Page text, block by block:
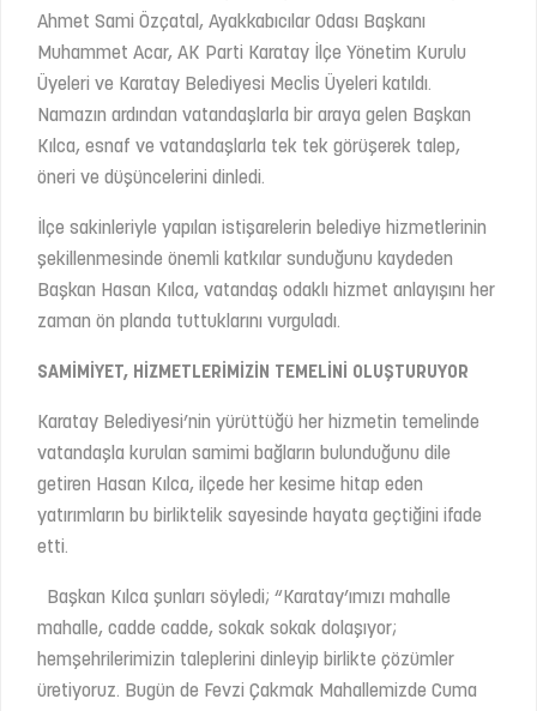
Ahmet Sami Özçatal, Ayakkabıcılar Odası Başkanı
Muhammet Acar, AK Parti Karatay İlçe Yönetim Kurulu
Üyeleri ve Karatay Belediyesi Meclis Üyeleri katıldı.
Namazın ardından vatandaşlarla bir araya gelen Başkan
Kılca, esnaf ve vatandaşlarla tek tek görüşerek talep,
öneri ve düşüncelerini dinledi.
İlçe sakinleriyle yapılan istişarelerin belediye hizmetlerinin
şekillenmesinde önemli katkılar sunduğunu kaydeden
Başkan Hasan Kılca, vatandaş odaklı hizmet anlayışını her
zaman ön planda tuttuklarını vurguladı.
SAMİMİYET, HİZMETLERİMİZİN TEMELİNİ OLUŞTURUYOR
Karatay Belediyesi’nin yürüttüğü her hizmetin temelinde
vatandaşla kurulan samimi bağların bulunduğunu dile
getiren Hasan Kılca, ilçede her kesime hitap eden
yatırımların bu birliktelik sayesinde hayata geçtiğini ifade
etti.
Başkan Kılca şunları söyledi; “Karatay’ımızı mahalle
mahalle, cadde cadde, sokak sokak dolaşıyor;
hemşehrilerimizin taleplerini dinleyip birlikte çözümler
üretiyoruz. Bugün de Fevzi Çakmak Mahallemizde Cuma